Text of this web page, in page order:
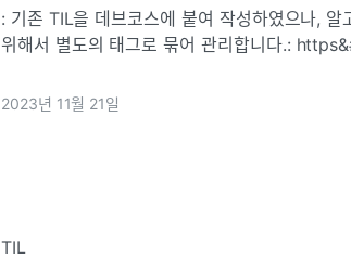
: 기존 TIL을 데브코스에 붙여 작성하였으나, 알
위해서 별도의 태그로 묶어 관리합니다.:
2023년 11월 21일
TIL